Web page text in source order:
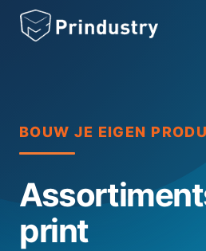
Skip
BOUW JE EIGEN
print